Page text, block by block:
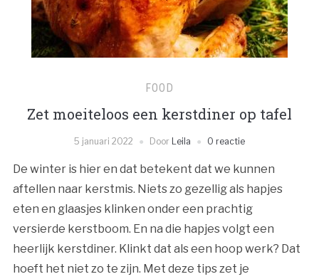
FOOD
Zet moeiteloos een kerstdiner op tafel
5 januari 2022 Door Leila 0 reactie
De winter is hier en dat betekent dat we kunnen
aftellen naar kerstmis. Niets zo gezellig als hapjes
eten en glaasjes klinken onder een prachtig
versierde kerstboom. En na die hapjes volgt een
heerlijk kerstdiner. Klinkt dat als een hoop werk? Dat
hoeft het niet zo te zijn. Met deze tips zet je